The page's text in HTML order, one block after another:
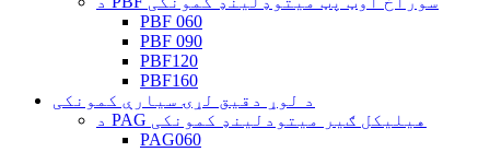
PBF 060
PBF 090
PBF120
PBF160
د لوړ دقیق لړۍ سیارې کمونکی
د PAG هیلیکل ګیر میتودلینډ کمونکی
PAG060